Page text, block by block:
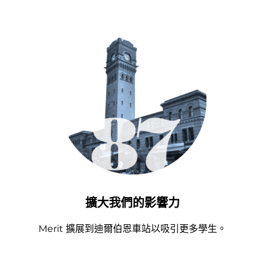
擴大我們的影響力
Merit 擴展到迪爾伯恩車站以吸引更多學生。